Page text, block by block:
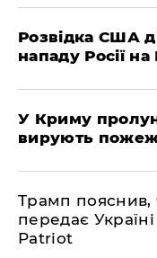
Розвідка США
нападу Росії
У Криму
вирують
Трамп пояснив,
передає
Patriot